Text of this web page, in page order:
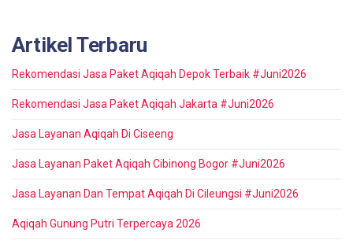
Artikel Terbaru
Rekomendasi Jasa Paket Aqiqah Depok Terbaik #Juni2026
Rekomendasi Jasa Paket Aqiqah Jakarta #Juni2026
Jasa Layanan Aqiqah Di Ciseeng
Jasa Layanan Paket Aqiqah Cibinong Bogor #Juni2026
Jasa Layanan Dan Tempat Aqiqah Di Cileungsi #Juni2026
Aqiqah Gunung Putri Terpercaya 2026